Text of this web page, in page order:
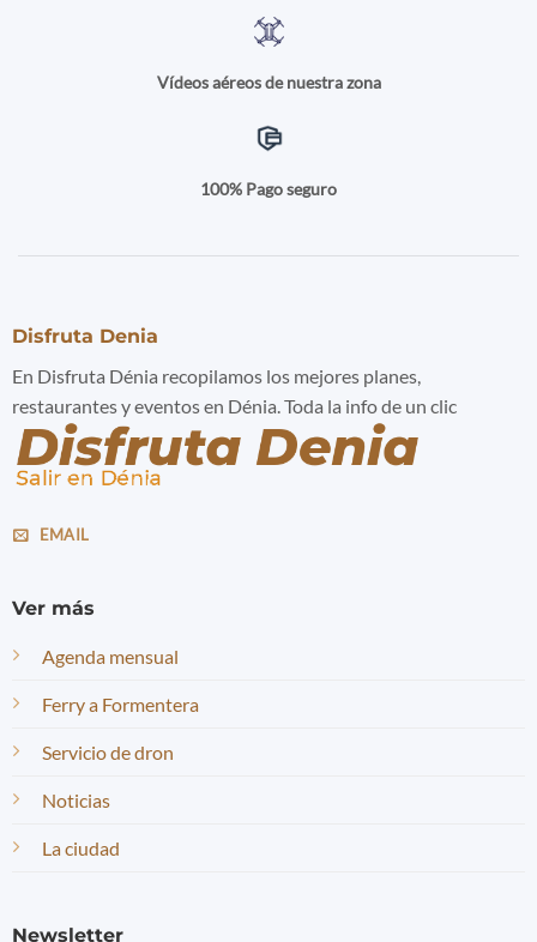
Vídeos aéreos de nuestra zona
100% Pago seguro
Disfruta Denia
En Disfruta Dénia recopilamos los mejores planes,
restaurantes y eventos en Dénia. Toda la info de un clic
EMAIL
Ver más
Agenda mensual
Ferry a Formentera
Servicio de dron
Noticias
La ciudad
Newsletter